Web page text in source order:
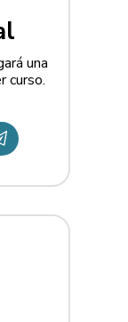
una
curso.